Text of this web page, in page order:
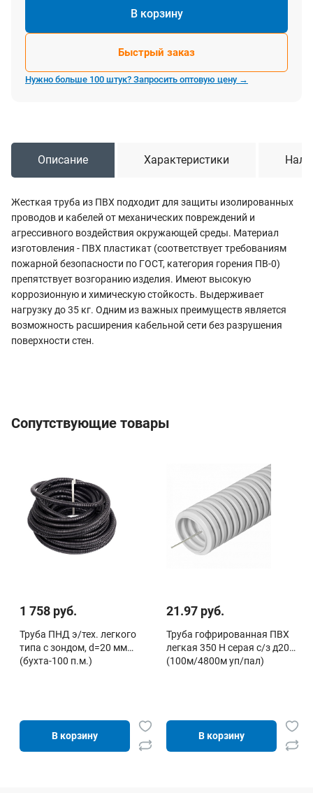
В корзину
Быстрый заказ
Нужно больше 100 штук? Запросить оптовую цену →
Описание Характеристики
Жесткая труба из ПВХ подходит для защиты изолированных
проводов и кабелей от механических повреждений и
агрессивного воздействия окружающей среды. Материал
изготовления - ПВХ пластикат (соответствует требованиям
пожарной безопасности по ГОСТ, категория горения ПВ-0)
препятствует возгоранию изделия. Имеют высокую
коррозионную и химическую стойкость. Выдерживает
нагрузку до 35 кг. Одним из важных преимуществ является
возможность расширения кабельной сети без разрушения
поверхности стен.
Сопутствующие товары
1 758 руб.
Труба ПНД э/тех. легкого
типа с зондом, d=20 мм
(бухта-100 п.м.)
В корзину
21.97 руб.
Труба гофрированная ПВХ
легкая 350 Н серая с/з д20
(100м/4800м уп/пал)
В корзину